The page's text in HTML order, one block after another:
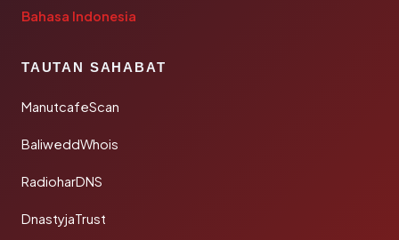
Bahasa Indonesia
TAUTAN SAHABAT
ManutcafeScan
BaliweddWhois
RadioharDNS
DnastyjaTrust